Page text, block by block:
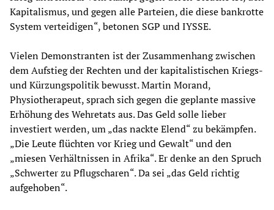
Kapitalismus, und gegen alle Parteien, die diese bankrotte
System verteidigen“, betonen SGP und IYSSE.
Vielen Demonstranten ist der Zusammenhang zwischen
dem Aufstieg der Rechten und der kapitalistischen Kriegs-
und Kürzungspolitik bewusst. Martin Morand,
Physiotherapeut, sprach sich gegen die geplante massive
Erhöhung des Wehretats aus. Das Geld solle lieber
investiert werden, um „das nackte Elend“ zu bekämpfen.
„Die Leute flüchten vor Krieg und Gewalt“ und den
„miesen Verhältnissen in Afrika“. Er denke an den Spruch
„Schwerter zu Pflugscharen“. Da sei „das Geld richtig
aufgehoben“.